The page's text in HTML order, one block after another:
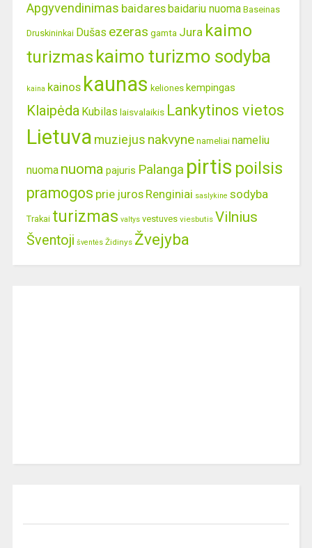
Apgyvendinimas baidaresbaidariu nuoma Baseinas
Druskininkai Dušas ezeras gamta Jura kaimo
turizmas kaimo turizmo sodyba
kaina kainos kaunas keliones kempingas
Klaipėda Kubilas laisvalaikis Lankytinos vietos
Lietuva muziejus nakvyne nameliai nameliu
nuoma nuoma pajuris Palanga pirtis poilsis
pramogos prie juros Renginiai saslykine sodyba
Trakai turizmas valtys vestuves viesbutis Vilnius
Šventoji šventės Židinys Žvejyba